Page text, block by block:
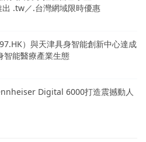
.tw／.台灣網域限時優惠
）與天津具身智能創新中心達成
智能醫療產業生態
Digital 6000打造震撼動人